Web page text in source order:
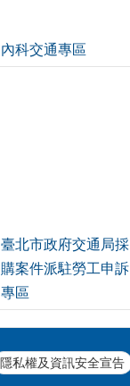
內科交通專區
臺北市政府交通局採
購案件派駐勞工申訴
專區
隱私權及資訊安全宣告